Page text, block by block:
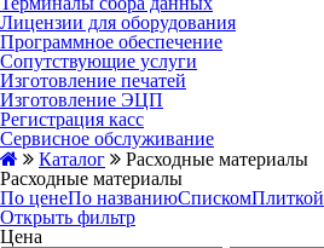
Лицензии для оборудования
Программное обеспечение
Сопутствующие услуги
Изготовление печатей
Изготовление ЭЦП
Регистрация касс
Сервисное обслуживание
Каталог
Расходные материалы
Расходные материалы
По ценеПо названиюСпискомПлиткой
Открыть фильтр
Цена